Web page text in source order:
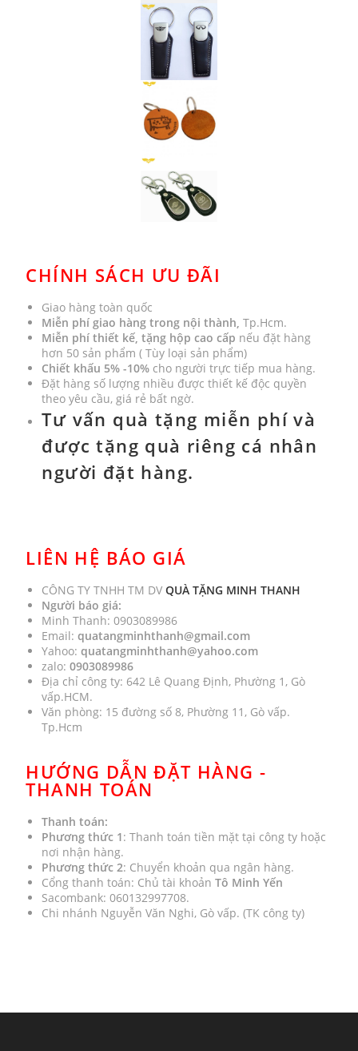
CHÍNH SÁCH ƯU ĐÃI
Giao hàng toàn quốc
Miễn phí giao hàng trong nội thành, Tp.Hcm.
Miễn phí thiết kế, tặng hộp cao cấp nếu đặt hàng
hơn 50 sản phẩm ( Tùy loại sản phẩm)
Chiết khấu 5% -10% cho người trực tiếp mua hàng.
Đặt hàng số lượng nhiều được thiết kế độc quyền
theo yêu cầu, giá rẻ bất ngờ.
Tư vấn quà tặng miễn phí và
được tặng quà riêng cá nhân
người đặt hàng.
LIÊN HỆ BÁO GIÁ
CÔNG TY TNHH TM DVQUÀ TẶNG MINH THANH
Người báo giá:
Minh Thanh: 0903089986
Email:quatangminhthanh@gmail.com
Yahoo:quatangminhthanh@yahoo.com
zalo:0903089986
Địa chỉ công ty: 642 Lê Quang Định, Phường 1, Gò
vấp.HCM.
Văn phòng: 15 đường số 8, Phường 11, Gò vấp.
Tp.Hcm
HƯỚNG DẪN ĐẶT HÀNG -
THANH TOÁN
Thanh toán:
Phương thức 1: Thanh toán tiền mặt tại công ty hoặc
nơi nhận hàng.
Phương thức 2: Chuyển khoản qua ngân hàng.
Cổng thanh toán: Chủ tài khoảnTô Minh Yến
Sacombank: 060132997708.
Chi nhánh Nguyễn Văn Nghi, Gò vấp. (TK công ty)